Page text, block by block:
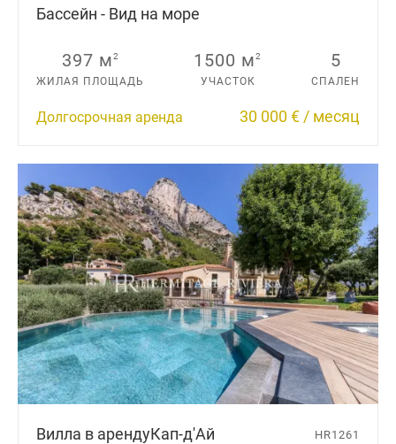
Бассейн - Вид на море
397 м2
ЖИЛАЯ ПЛОЩАДЬ
1500 м2
УЧАСТОК
5
СПАЛЕН
Долгосрочная аренда 30 000 € / месяц
Вилла в арендуКап-д'Aй
HR1261